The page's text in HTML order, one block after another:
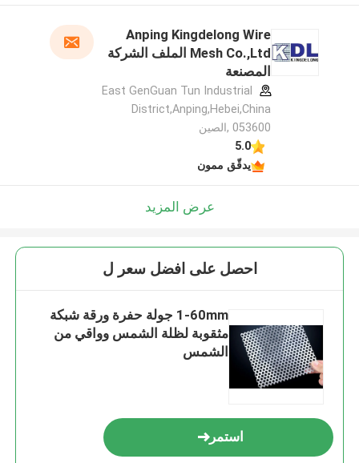
Anping Kingdelong Wire
Mesh Co.,Ltd الملف الشركة
المصنعة
East GenGuan Tun Industrial
District,Anping,Hebei,China
053600 ,الصين
5.0
يدقّق ممون
عرض المزيد
احصل على افضل سعر ل
1-60mm جولة حفرة ورقة شبكة
مثقوبة لظلة الشمس وواقي من
الشمس
استمر